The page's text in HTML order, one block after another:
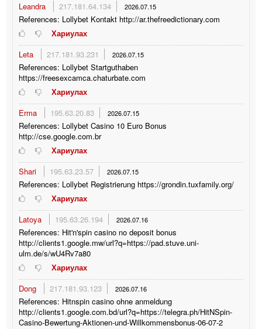
Leandra
217.181.64.134 2026.07.15
References: Lollybet Kontakt http://ar.thefreedictionary.com
Хариулах
Leta
217.181.93.231 2026.07.15
References: Lollybet Startguthaben
https://freesexcamca.chaturbate.com
Хариулах
Erma
195.63.20.83 2026.07.15
References: Lollybet Casino 10 Euro Bonus
http://cse.google.com.br
Хариулах
Shari
195.63.23.57 2026.07.15
References: Lollybet Registrierung https://grondin.tuxfamily.org/
Хариулах
Latoya
195.63.26.194 2026.07.16
References: Hit'n'spin casino no deposit bonus
http://clients1.google.mw/url?q=https://pad.stuve.uni-
ulm.de/s/wU4Rv7a80
Хариулах
Dong
217.181.93.123 2026.07.16
References: Hitnspin casino ohne anmeldung
http://clients1.google.com.bd/url?q=https://telegra.ph/HitNSpin-
Casino-Bewertung-Aktionen-und-Willkommensbonus-06-07-2